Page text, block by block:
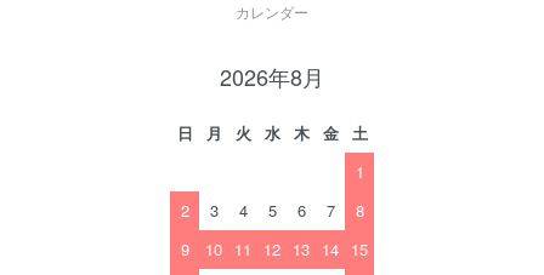
カレンダー
2026年8月
日 月 火 水 木 金
土
1
2
3 4 5 6 7
8
9
10 11 12 13 14 15